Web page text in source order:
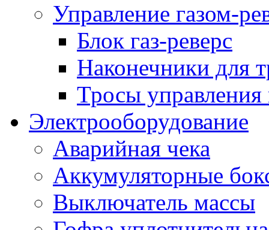
Управление газом-
Блок газ-реверс
Наконечники для
Тросы управления
Электрооборудование
Аварийная чека
Аккумуляторные
Выключатель массы